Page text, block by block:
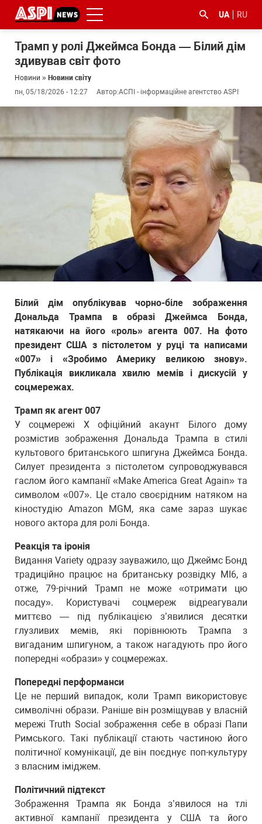
UA RU
Трамп у ролі Джеймса Бонда — Білий дім
здивував світ фото
Новини » Новини світу
пн, 05/18/2026 - 12:27
Автор:АСПІ - інформаційне агентство ASPI
Білий дім опублікував чорно-біле зображення
Дональда Трампа в образі Джеймса Бонда,
натякаючи на його «роль» агента 007. На фото
президент США з пістолетом у руці та написами
«007» і «Зробимо Америку великою знову».
Публікація викликала хвилю мемів і дискусій у
соцмережах.
Трамп як агент 007
У соцмережі Х офіційний акаунт Білого дому
розмістив зображення Дональда Трампа в стилі
культового британського шпигуна Джеймса Бонда.
Силует президента з пістолетом супроводжувався
гаслом його кампанії «Make America Great Again» та
символом «007». Це стало своєрідним натяком на
кіностудію Amazon MGM, яка саме зараз шукає
нового актора для ролі Бонда.
Реакція та іронія
Видання Variety одразу зауважило, що Джеймс Бонд
традиційно працює на британську розвідку MI6, а
отже, 79-річний Трамп не може «отримати цю
посаду». Користувачі соцмереж відреагували
миттєво — під публікацією з’явилися десятки
глузливих мемів, які порівнюють Трампа з
вигаданим шпигуном, а також нагадують про його
попередні «образи» у соцмережах.
Попередні перформанси
Це не перший випадок, коли Трамп використовує
символічні образи. Раніше він розміщував у власній
мережі Truth Social зображення себе в образі Папи
Римського. Такі публікації стають частиною його
політичної комунікації, де він поєднує поп-культуру
з власним іміджем.
Політичний підтекст
Зображення Трампа як Бонда з’явилося на тлі
активної кампанії президента у США та його
з
корупцією
#Київ #коронавірус